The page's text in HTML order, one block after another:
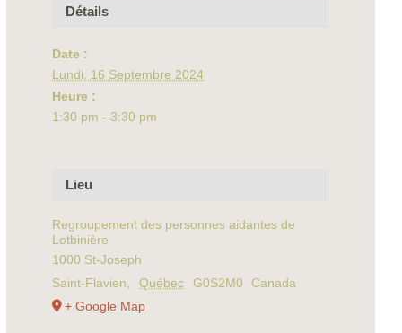
Détails
Date :
Lundi, 16 Septembre 2024
Heure :
1:30 pm - 3:30 pm
Lieu
Regroupement des personnes aidantes de
Lotbinière
1000 St-Joseph
Saint-Flavien, Québec G0S2M0
Canada
+ Google Map